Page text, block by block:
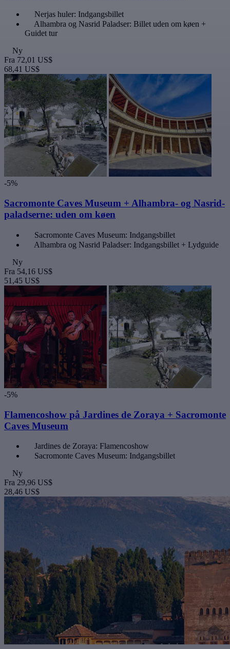
Nerjas huler: Indgangsbillet
Alhambra og Nasrid Paladser: Billet uden om køen +
Guidet tur
Ny
Fra 72,01 US$
68,41 US$
-5%
Sacromonte Caves Museum + Alhambra- og Nasrid-
paladserne: uden om køen
Sacromonte Caves Museum: Indgangsbillet
Alhambra og Nasrid Paladser: Indgangsbillet + Lydguide
Ny
Fra 54,16 US$
51,45 US$
-5%
Flamencoshow på Jardines de Zoraya + Sacromonte
Caves Museum
Jardines de Zoraya: Flamencoshow
Sacromonte Caves Museum: Indgangsbillet
Ny
Fra 29,96 US$
28,46 US$